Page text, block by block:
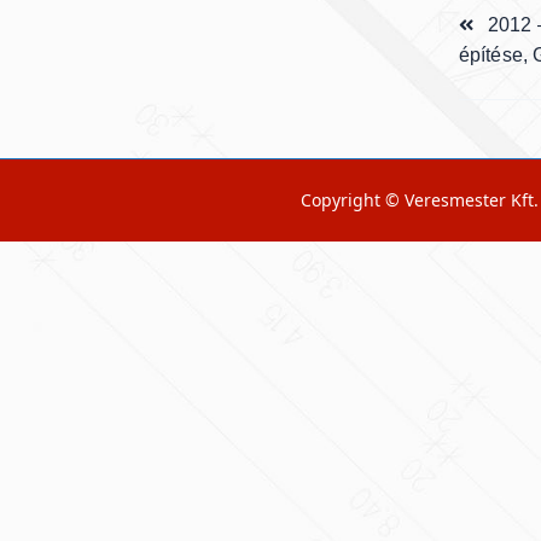
<span2012
építése,
Copyright © Veresmester